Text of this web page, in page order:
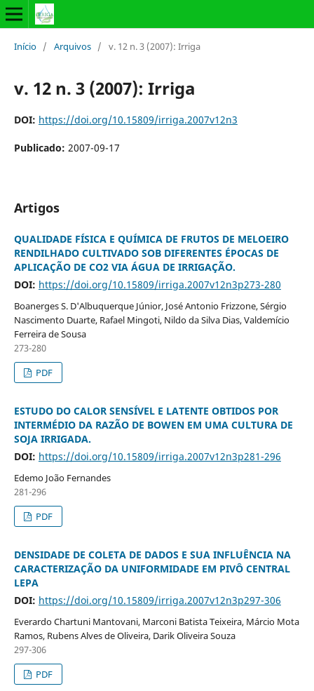
Início / Arquivos / v. 12 n. 3 (2007): Irriga
v. 12 n. 3 (2007): Irriga
DOI: https://doi.org/10.15809/irriga.2007v12n3
Publicado: 2007-09-17
Artigos
QUALIDADE FÍSICA E QUÍMICA DE FRUTOS DE MELOEIRO
RENDILHADO CULTIVADO SOB DIFERENTES ÉPOCAS DE
APLICAÇÃO DE CO2 VIA ÁGUA DE IRRIGAÇÃO.
DOI: https://doi.org/10.15809/irriga.2007v12n3p273-280
Boanerges S. D'Albuquerque Júnior, José Antonio Frizzone, Sérgio
Nascimento Duarte, Rafael Mingoti, Nildo da Silva Dias, Valdemício
Ferreira de Sousa
273-280
PDF
ESTUDO DO CALOR SENSÍVEL E LATENTE OBTIDOS POR
INTERMÉDIO DA RAZÃO DE BOWEN EM UMA CULTURA DE
SOJA IRRIGADA.
DOI: https://doi.org/10.15809/irriga.2007v12n3p281-296
Edemo João Fernandes
281-296
PDF
DENSIDADE DE COLETA DE DADOS E SUA INFLUÊNCIA NA
CARACTERIZAÇÃO DA UNIFORMIDADE EM PIVÔ CENTRAL
LEPA
DOI: https://doi.org/10.15809/irriga.2007v12n3p297-306
Everardo Chartuni Mantovani, Marconi Batista Teixeira, Márcio Mota
Ramos, Rubens Alves de Oliveira, Darik Oliveira Souza
297-306
PDF